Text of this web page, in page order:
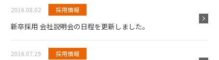
2016.08.02 採用情報
新卒採用 会社説明会の日程を更新しました。
2016.07.29 採用情報